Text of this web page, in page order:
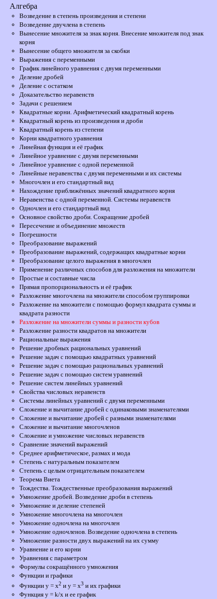
Алгебра
Возведение в степень произведения и степени
Возведение двучлена в степень
Вынесение множителя за знак корня. Внесение множителя под знак
корня
Вынесение общего множителя за скобки
Выражения с переменными
График линейного уравнения с двумя переменными
Деление дробей
Деление с остатком
Доказательство неравенств
Задачи с решением
Квадратные корни. Арифметический квадратный корень
Квадратный корень из произведения и дроби
Квадратный корень из степени
Корни квадратного уравнения
Линейная функция и её график
Линейное уравнение с двумя переменными
Линейное уравнение с одной переменной
Линейные неравенства с двумя переменными и их системы
Многочлен и его стандартный вид
Нахождение приближённых значений квадратного корня
Неравенства с одной переменной. Системы неравенств
Одночлен и его стандартный вид
Основное свойство дроби. Сокращение дробей
Пересечение и объединение множеств
Погрешности
Преобразование выражений
Преобразование выражений, содержащих квадратные корни
Преобразование целого выражения в многочлен
Применение различных способов для разложения на множители
Простые и составные числа
Прямая пропорциональность и её график
Разложение многочлена на множители способом группировки
Разложение на множители с помощью формул квадрата суммы и
квадрата разности
Разложение на множители суммы и разности кубов
Разложение разности квадратов на множители
Рациональные выражения
Решение дробных рациональных уравнений
Решение задач с помощью квадратных уравнений
Решение задач с помощью рациональных уравнений
Решение задач с помощью систем уравнений
Решение систем линейных уравнений
Свойства числовых неравенств
Системы линейных уравнений с двумя переменными
Сложение и вычитание дробей с одинаковыми знаменателями
Сложение и вычитание дробей с разными знаменателями
Сложение и вычитание многочленов
Сложение и умножение числовых неравенств
Сравнение значений выражений
Среднее арифметическое, размах и мода
Степень с натуральным показателем
Степень с целым отрицательным показателем
Теорема Виета
Тождества. Тождественные преобразования выражений
Умножение дробей. Возведение дроби в степень
Умножение и деление степеней
Умножение многочлена на многочлен
Умножение одночлена на многочлен
Умножение одночленов. Возведение одночлена в степень
Умножение разности двух выражений на их сумму
Уравнение и его корни
Уравнения с параметром
Формулы сокращённого умножения
Функции и графики
Функции у = х2 и у = х3 и их графики
Функция y = k/x и ее график